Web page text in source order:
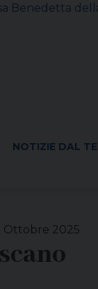
Benedetta
NOTIZIE DAL
Ottobre 2025